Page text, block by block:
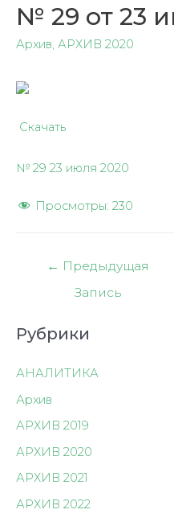
№ 29 от 23
Архив, АРХИВ 2020
Скачать
№ 29 23 июля 2020
Просмотры: 230
Навигация
← Предыдущая
Запись
Рубрики
АНАЛИТИКА
Архив
АРХИВ 2019
АРХИВ 2020
АРХИВ 2021
АРХИВ 2022